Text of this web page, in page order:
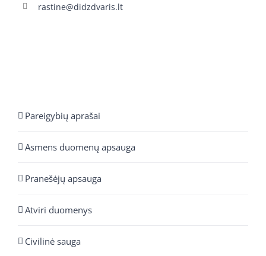
rastine@didzdvaris.lt
Pareigybių aprašai
Asmens duomenų apsauga
Pranešėjų apsauga
Atviri duomenys
Civilinė sauga